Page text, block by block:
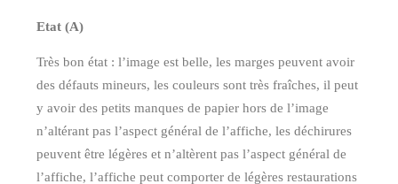
Etat (A)
Très bon état : l’image est belle, les marges peuvent avoir
des défauts mineurs, les couleurs sont très fraîches, il peut
y avoir des petits manques de papier hors de l’image
n’altérant pas l’aspect général de l’affiche, les déchirures
peuvent être légères et n’altèrent pas l’aspect général de
l’affiche, l’affiche peut comporter de légères restaurations